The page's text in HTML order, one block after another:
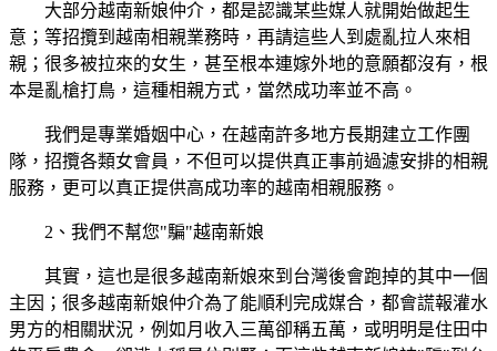
大部分越南新娘仲介，都是認識某些媒人就開始做起生
意；等招攬到越南相親業務時，再請這些人到處亂拉人來相
親；很多被拉來的女生，甚至根本連嫁外地的意願都沒有，根
本是亂槍打鳥，這種相親方式，當然成功率並不高。
我們是專業婚姻中心，在越南許多地方長期建立工作團
隊，招攬各類女會員，不但可以提供真正事前過濾安排的相親
服務，更可以真正提供高成功率的越南相親服務。
2、我們不幫您"騙"越南新娘
其實，這也是很多越南新娘來到台灣後會跑掉的其中一個
主因；很多越南新娘仲介為了能順利完成媒合，都會謊報灌水
男方的相關狀況，例如月收入三萬卻稱五萬，或明明是住田中